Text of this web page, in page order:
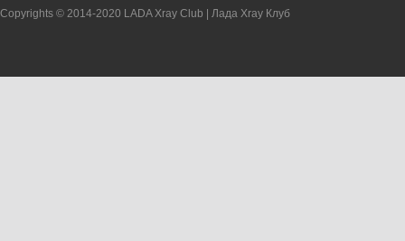
Copyrights © 2014-2020 LADA Xray Club | Лада Xray Клуб